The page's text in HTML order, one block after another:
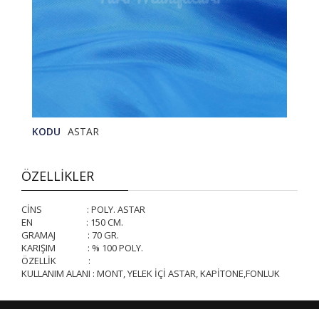
KODU ASTAR
ÖZELLİKLER
CİNS : POLY. ASTAR
EN : 150 CM.
GRAMAJ : 70 GR.
KARIŞIM : % 100 POLY.
ÖZELLİK :
KULLANIM ALANI : MONT, YELEK İÇİ ASTAR, KAPİTONE,FONLUK